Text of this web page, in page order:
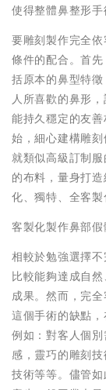
使得整體鼻整形手
要雕刻製作完全
條件的配合。首
括原本的鼻型特
人所喜歡的鼻形
能持久穩定的友
始，細心建構雕
就類似高級訂制
的布料，量身打
化、獨特、全客製
客製化製作鼻部
相較於勉強選擇
比較能夠達成自
成果。然而，完全
這個手術的缺點
例如：對客人個
感，靈巧的雕刻
技術等等。儘管